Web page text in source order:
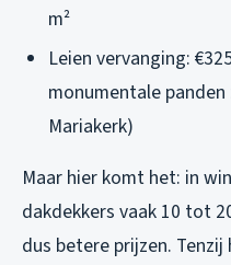
m²
Leien vervanging:
monumentale
Mariakerk)
Maar hier komt het: in
dakdekkers vaak 10 tot
dus betere prijzen.